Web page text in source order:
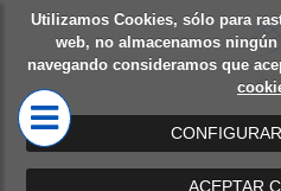
Utilizamos Cookies, sólo para
web, no almacenamos
navegando consideramos que
ACEPTAR
Diseño
de
oficinas